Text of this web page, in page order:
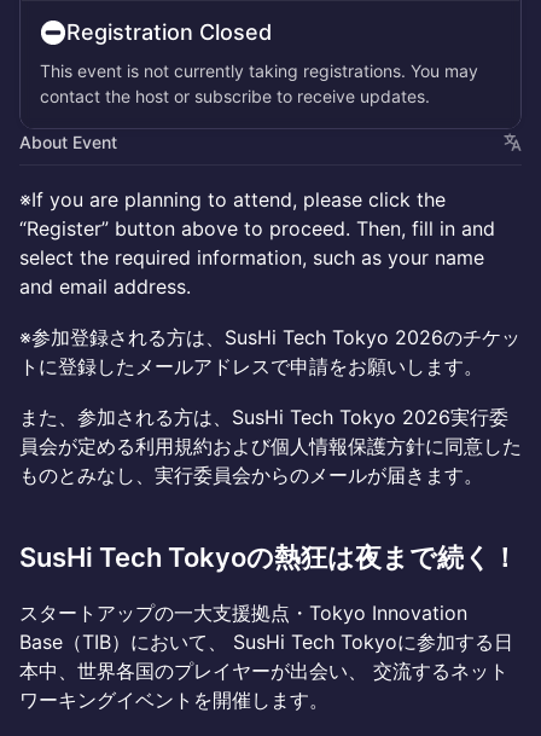
Registration Closed
This event is not currently taking registrations. You may
contact the host or subscribe to receive updates.
About Event
※If you are planning to attend, please click the
“Register” button above to proceed. Then, fill in and
select the required information, such as your name
and email address.
※参加登録される方は、SusHi Tech Tokyo 2026のチケッ
トに登録したメールアドレスで申請をお願いします。
また、参加される方は、SusHi Tech Tokyo 2026実行委
員会が定める利用規約および個人情報保護方針に同意した
ものとみなし、実行委員会からのメールが届きます。
SusHi Tech Tokyoの熱狂は夜まで続く！
スタートアップの一大支援拠点・Tokyo Innovation
Base（TIB）において、 SusHi Tech Tokyoに参加する日
本中、世界各国のプレイヤーが出会い、 交流するネット
ワーキングイベントを開催します。